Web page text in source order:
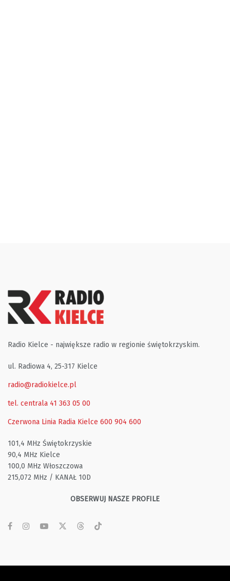
Radio Kielce - największe radio w regionie świętokrzyskim.
ul. Radiowa 4, 25-317 Kielce
radio@radiokielce.pl
tel. centrala 41 363 05 00
Czerwona Linia Radia Kielce 600 904 600
101,4 MHz Świętokrzyskie
90,4 MHz Kielce
100,0 MHz Włoszczowa
215,072 MHz / KANAŁ 10D
OBSERWUJ NASZE PROFILE